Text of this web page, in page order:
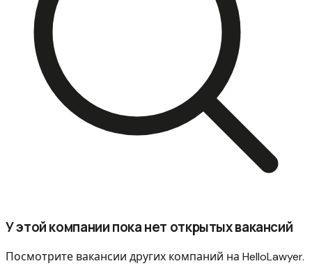
У этой компании пока нет открытых вакансий
Посмотрите вакансии других компаний на HelloLawyer.